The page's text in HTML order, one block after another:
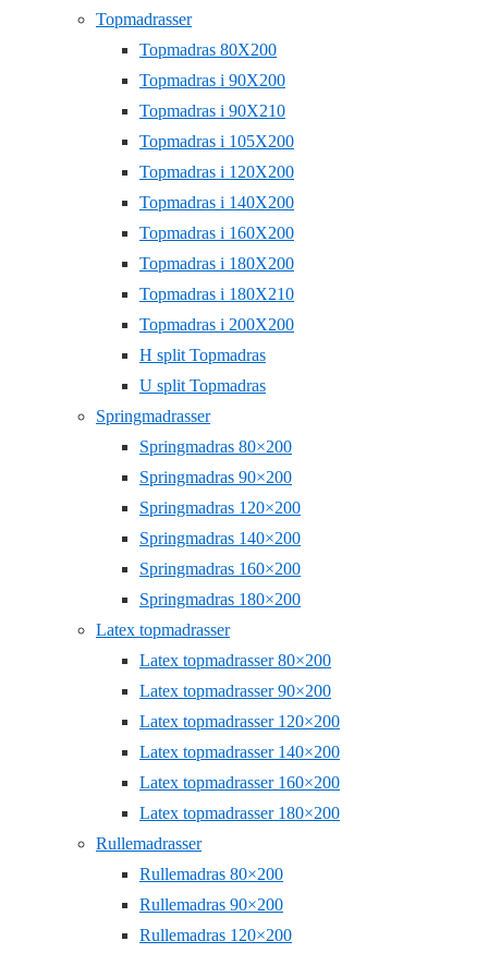
Topmadrasser
Topmadras 80X200
Topmadras i 90X200
Topmadras i 90X210
Topmadras i 105X200
Topmadras i 120X200
Topmadras i 140X200
Topmadras i 160X200
Topmadras i 180X200
Topmadras i 180X210
Topmadras i 200X200
H split Topmadras
U split Topmadras
Springmadrasser
Springmadras 80×200
Springmadras 90×200
Springmadras 120×200
Springmadras 140×200
Springmadras 160×200
Springmadras 180×200
Latex topmadrasser
Latex topmadrasser 80×200
Latex topmadrasser 90×200
Latex topmadrasser 120×200
Latex topmadrasser 140×200
Latex topmadrasser 160×200
Latex topmadrasser 180×200
Rullemadrasser
Rullemadras 80×200
Rullemadras 90×200
Rullemadras 120×200